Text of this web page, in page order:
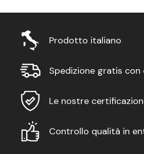
Prodotto italiano
Spedizione gratis
Le nostre
Controllo qualità in